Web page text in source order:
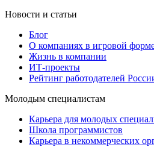
Новости и статьи
Блог
О компаниях в игровой
Жизнь в компании
ИТ-проекты
Рейтинг работодателей
Молодым специалистам
Карьера для молодых
Школа программистов
Карьера в некоммерческих